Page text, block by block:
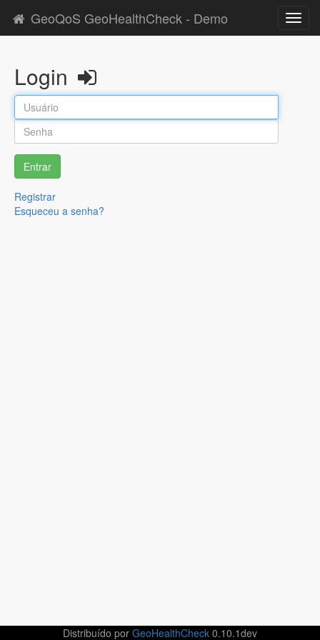
GeoQoS GeoHealthCheck - Demo
Login
Entrar
Registrar
Esqueceu a senha?
Distribuído por GeoHealthCheck 0.10.1dev